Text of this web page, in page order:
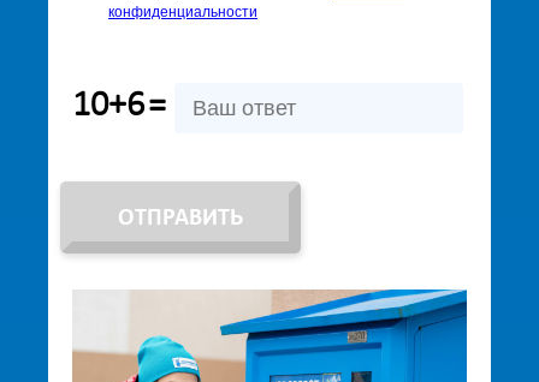
конфиденциальности
10+6=
ОТПРАВИТЬ